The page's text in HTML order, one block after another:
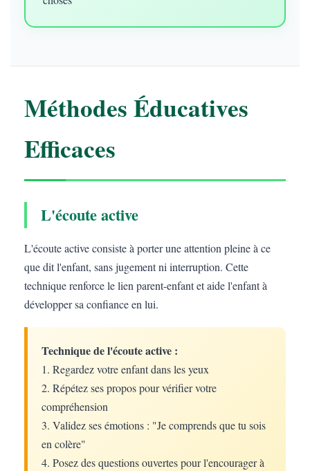
Méthodes Éducatives
Efficaces
L'écoute active
L'écoute active consiste à porter une attention pleine à ce
que dit l'enfant, sans jugement ni interruption. Cette
technique renforce le lien parent-enfant et aide l'enfant à
développer sa confiance en lui.
Technique de l'écoute active :
1. Regardez votre enfant dans les yeux
2. Répétez ses propos pour vérifier votre
compréhension
3. Validez ses émotions : "Je comprends que tu sois
en colère"
4. Posez des questions ouvertes pour l'encourager à